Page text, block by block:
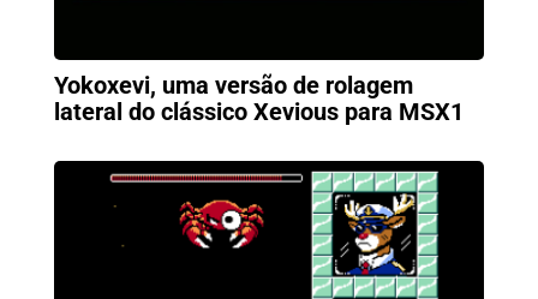
Yokoxevi, uma versão de rolagem
lateral do clássico Xevious para MSX1